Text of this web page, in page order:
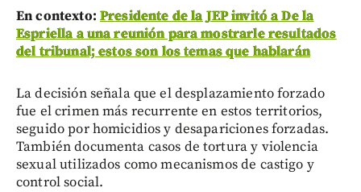
En contexto: Presidente de la JEP invitó a De la
Espriella a una reunión para mostrarle resultados
del tribunal; estos son los temas que hablarán
La decisión señala que el desplazamiento forzado
fue el crimen más recurrente en estos territorios,
seguido por homicidios y desapariciones forzadas.
También documenta casos de tortura y violencia
sexual utilizados como mecanismos de castigo y
control social.